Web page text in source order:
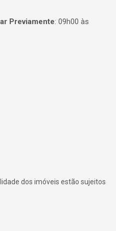
Previamente: 09h00 às
dos imóveis estão sujeitos